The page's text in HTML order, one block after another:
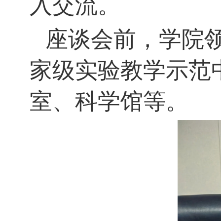
入交流。
座谈会前，学院
家级实验教学示范
室、科学馆等。